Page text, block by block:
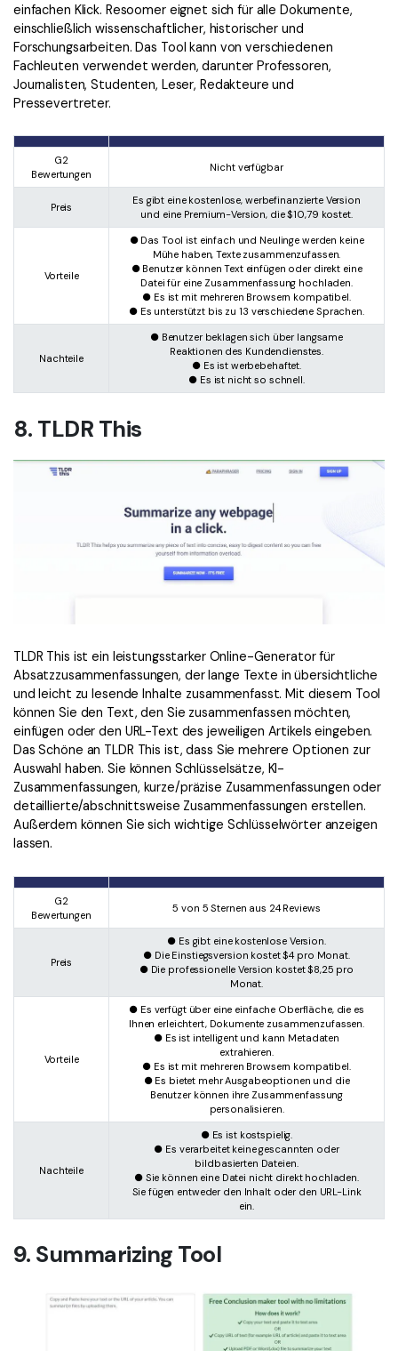
einfachen Klick. Resoomer eignet sich für alle Dokumente,
einschließlich wissenschaftlicher, historischer und
Forschungsarbeiten. Das Tool kann von verschiedenen
Fachleuten verwendet werden, darunter Professoren,
Journalisten, Studenten, Leser, Redakteure und
Pressevertreter.
G2
Bewertungen
Nicht verfügbar
Preis
Es gibt eine kostenlose, werbefinanzierte Version
und eine Premium-Version, die $10,79 kostet.
Vorteile
● Das Tool ist einfach und Neulinge werden keine
Mühe haben, Texte zusammenzufassen.
● Benutzer können Text einfügen oder direkt eine
Datei für eine Zusammenfassung hochladen.
● Es ist mit mehreren Browsern kompatibel.
● Es unterstützt bis zu 13 verschiedene Sprachen.
Nachteile
● Benutzer beklagen sich über langsame
Reaktionen des Kundendienstes.
● Es ist werbebehaftet.
● Es ist nicht so schnell.
8. TLDR This
TLDR This ist ein leistungsstarker Online-Generator für
Absatzzusammenfassungen, der lange Texte in übersichtliche
und leicht zu lesende Inhalte zusammenfasst. Mit diesem Tool
können Sie den Text, den Sie zusammenfassen möchten,
einfügen oder den URL-Text des jeweiligen Artikels eingeben.
Das Schöne an TLDR This ist, dass Sie mehrere Optionen zur
Auswahl haben. Sie können Schlüsselsätze, KI-
Zusammenfassungen, kurze/präzise Zusammenfassungen oder
detaillierte/abschnittsweise Zusammenfassungen erstellen.
Außerdem können Sie sich wichtige Schlüsselwörter anzeigen
lassen.
G2
Bewertungen
5 von 5 Sternen aus 24 Reviews
Preis
● Es gibt eine kostenlose Version.
● Die Einstiegsversion kostet $4 pro Monat.
● Die professionelle Version kostet $8,25 pro
Monat.
Vorteile
● Es verfügt über eine einfache Oberfläche, die es
Ihnen erleichtert, Dokumente zusammenzufassen.
● Es ist intelligent und kann Metadaten
extrahieren.
● Es ist mit mehreren Browsern kompatibel.
● Es bietet mehr Ausgabeoptionen und die
Benutzer können ihre Zusammenfassung
personalisieren.
Nachteile
● Es ist kostspielig.
● Es verarbeitet keine gescannten oder
bildbasierten Dateien.
● Sie können eine Datei nicht direkt hochladen.
Sie fügen entweder den Inhalt oder den URL-Link
ein.
9. Summarizing Tool